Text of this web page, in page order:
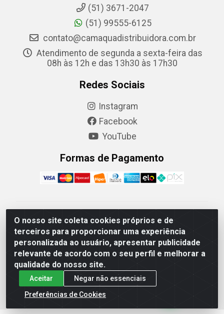
O nosso site coleta cookies próprios e de
terceiros para proporcionar uma experiência
personalizada ao usuário, apresentar publicidade
relevante de acordo com o seu perfil e melhorar a
qualidade do nosso site.
Aceitar
Negar não essenciais
Preferências de Cookies
(51) 3671-2047
(51) 99555-6125
contato@camaquadistribuidora.com.br
Atendimento de segunda a sexta-feira das
08h às 12h e das 13h30 às 17h30
Redes Sociais
Instagram
Facebook
YouTube
Formas de Pagamento
Camaquã Distribuidora Ltda - Avenida Conego Luiz W
Hanquet, 1001 - Parque Residencial do Arroio Duro,
Camaquã/RS - CEP 96.789-102 - CNPJ
07.061.124/0001-26